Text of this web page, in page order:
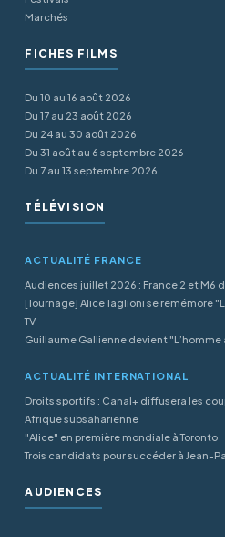
Marchés
FICHES FILMS
Du 10 au 16 août 2026
Du 17 au 23 août 2026
Du 24 au 30 août 2026
Du 31 août au 6 septembre 2026
Du 7 au 13 septembre 2026
TÉLÉVISION
ACTUALITÉ FRANCE
Audiences juillet 2026 : France 2 et M6
[Tournage] Alice Taglioni se remémore
TV
Guillaume Gallienne devient
ACTUALITÉ INTERNATIONAL
Droits sportifs : Canal+ diffusera les
Afrique subsaharienne
"Alice" en première mondiale à Toronto
Trois candidats pour succéder à Jean-
AUDIENCES